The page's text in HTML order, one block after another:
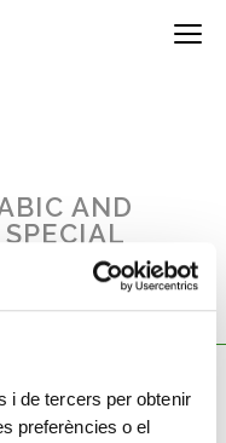
i de tercers per obtenir
preferències o el
AND
FOR
ORIGINAL